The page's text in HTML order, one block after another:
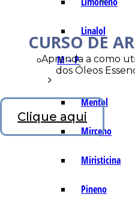
Linalol
M – P
Mentol
Mirceno
Miristicina
Pineno
CURSO DE
Aprenda a como
dos Óleos
Clique aqui